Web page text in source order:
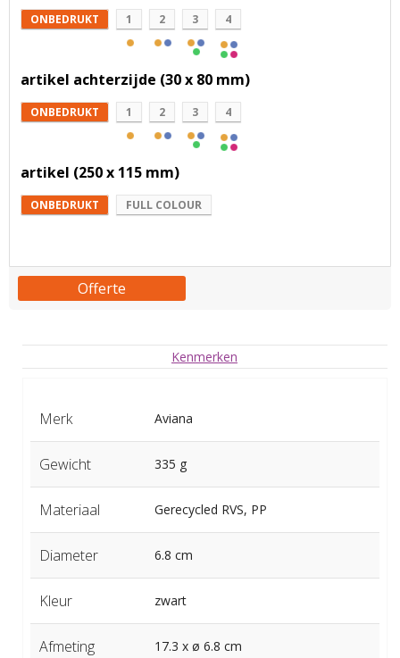
ONBEDRUKT 1 2 3 4
artikel achterzijde (30 x 80 mm)
ONBEDRUKT 1 2 3 4
artikel (250 x 115 mm)
ONBEDRUKT FULL COLOUR
Offerte
Kenmerken
Merk Aviana
Gewicht 335 g
Materiaal Gerecycled RVS, PP
Diameter 6.8 cm
Kleur zwart
Afmeting 17.3 x ø 6.8 cm